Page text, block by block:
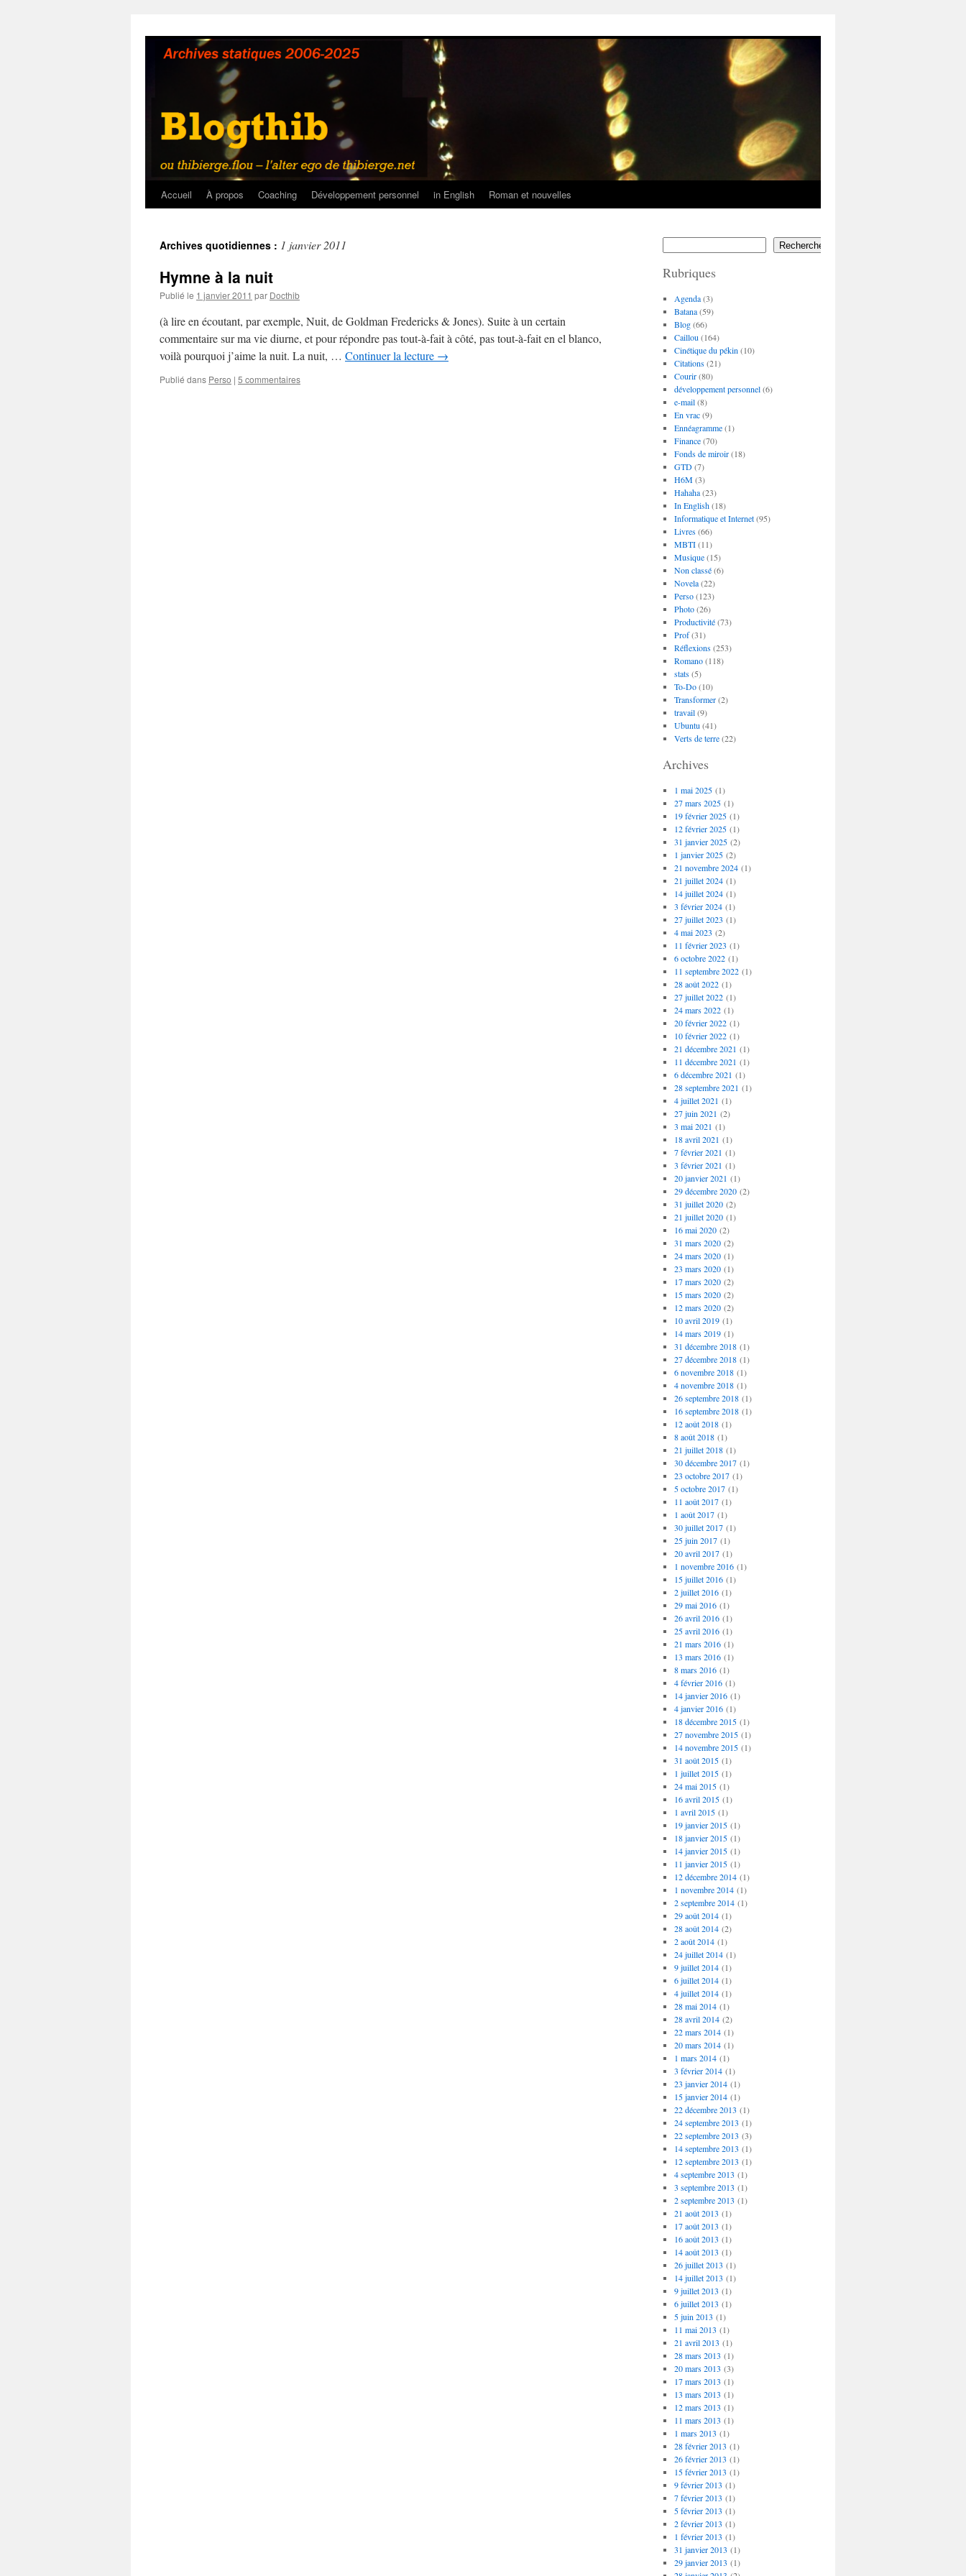
contenu
Accueil À propos Coaching Développement personnel in English Roman et nouvelles
Archives quotidiennes : 1 janvier 2011
Hymne à la nuit
Publié le 1 janvier 2011 par Docthib
(à lire en écoutant, par exemple, Nuit, de Goldman Fredericks & Jones). Suite à un certain
commentaire sur ma vie diurne, et pour répondre pas tout-à-fait à côté, pas tout-à-fait en el blanco,
voilà pourquoi j’aime la nuit. La nuit, … Continuer la lecture →
Publié dans Perso | 5 commentaires
Rechercher
Rubriques
Agenda(3)
Batana(59)
Blog(66)
Caillou (164)
Cinétique du pékin (10)
Citations(21)
Courir(80)
développement personnel(6)
e-mail(8)
En vrac(9)
Ennéagramme(1)
Finance(70)
Fonds de miroir(18)
GTD(7)
H6M(3)
Hahaha(23)
In English(18)
Informatique et Internet(95)
Livres(66)
MBTI(11)
Musique(15)
Non classé(6)
Novela(22)
Perso(123)
Photo(26)
Productivité(73)
Prof(31)
Réflexions(253)
Romano(118)
stats(5)
To-Do(10)
Transformer(2)
travail(9)
Ubuntu (41)
Verts de terre(22)
Archives
1 mai 2025(1)
27 mars 2025(1)
19 février 2025(1)
12 février 2025(1)
31 janvier 2025(2)
1 janvier 2025(2)
21 novembre 2024(1)
21 juillet 2024(1)
14 juillet 2024(1)
3 février 2024(1)
27 juillet 2023 (1)
4 mai 2023 (2)
11 février 2023 (1)
6 octobre 2022(1)
11 septembre 2022(1)
28 août 2022(1)
27 juillet 2022(1)
24 mars 2022(1)
20 février 2022(1)
10 février 2022(1)
21 décembre 2021 (1)
11 décembre 2021 (1)
6 décembre 2021 (1)
28 septembre 2021 (1)
4 juillet 2021 (1)
27 juin 2021 (2)
3 mai 2021 (1)
18 avril 2021 (1)
7 février 2021 (1)
3 février 2021 (1)
20 janvier 2021 (1)
29 décembre 2020(2)
31 juillet 2020(2)
21 juillet 2020(1)
16 mai 2020(2)
31 mars 2020(2)
24 mars 2020(1)
23 mars 2020(1)
17 mars 2020(2)
15 mars 2020(2)
12 mars 2020(2)
10 avril 2019(1)
14 mars 2019(1)
31 décembre 2018(1)
27 décembre 2018(1)
6 novembre 2018(1)
4 novembre 2018(1)
26 septembre 2018(1)
16 septembre 2018(1)
12 août 2018(1)
8 août 2018(1)
21 juillet 2018(1)
30 décembre 2017(1)
23 octobre 2017(1)
5 octobre 2017(1)
11 août 2017(1)
1 août 2017(1)
30 juillet 2017(1)
25 juin 2017(1)
20 avril 2017(1)
1 novembre 2016(1)
15 juillet 2016(1)
2 juillet 2016(1)
29 mai 2016(1)
26 avril 2016(1)
25 avril 2016(1)
21 mars 2016(1)
13 mars 2016(1)
8 mars 2016(1)
4 février 2016(1)
14 janvier 2016(1)
4 janvier 2016(1)
18 décembre 2015(1)
27 novembre 2015(1)
14 novembre 2015(1)
31 août 2015(1)
1 juillet 2015(1)
24 mai 2015(1)
16 avril 2015(1)
1 avril 2015(1)
19 janvier 2015(1)
18 janvier 2015(1)
14 janvier 2015(1)
11 janvier 2015(1)
12 décembre 2014(1)
1 novembre 2014(1)
2 septembre 2014(1)
29 août 2014(1)
28 août 2014(2)
2 août 2014(1)
24 juillet 2014(1)
9 juillet 2014(1)
6 juillet 2014(1)
4 juillet 2014(1)
28 mai 2014(1)
28 avril 2014(2)
22 mars 2014(1)
20 mars 2014(1)
1 mars 2014(1)
3 février 2014(1)
23 janvier 2014(1)
15 janvier 2014(1)
22 décembre 2013 (1)
24 septembre 2013 (1)
22 septembre 2013 (3)
14 septembre 2013 (1)
12 septembre 2013 (1)
4 septembre 2013 (1)
3 septembre 2013 (1)
2 septembre 2013 (1)
21 août 2013 (1)
17 août 2013 (1)
16 août 2013 (1)
14 août 2013 (1)
26 juillet 2013 (1)
14 juillet 2013 (1)
9 juillet 2013 (1)
6 juillet 2013 (1)
5 juin 2013 (1)
11 mai 2013 (1)
21 avril 2013 (1)
28 mars 2013 (1)
20 mars 2013 (3)
17 mars 2013 (1)
13 mars 2013 (1)
12 mars 2013 (1)
11 mars 2013 (1)
1 mars 2013 (1)
28 février 2013 (1)
26 février 2013 (1)
15 février 2013 (1)
9 février 2013 (1)
7 février 2013 (1)
5 février 2013 (1)
2 février 2013 (1)
1 février 2013 (1)
31 janvier 2013 (1)
29 janvier 2013 (1)